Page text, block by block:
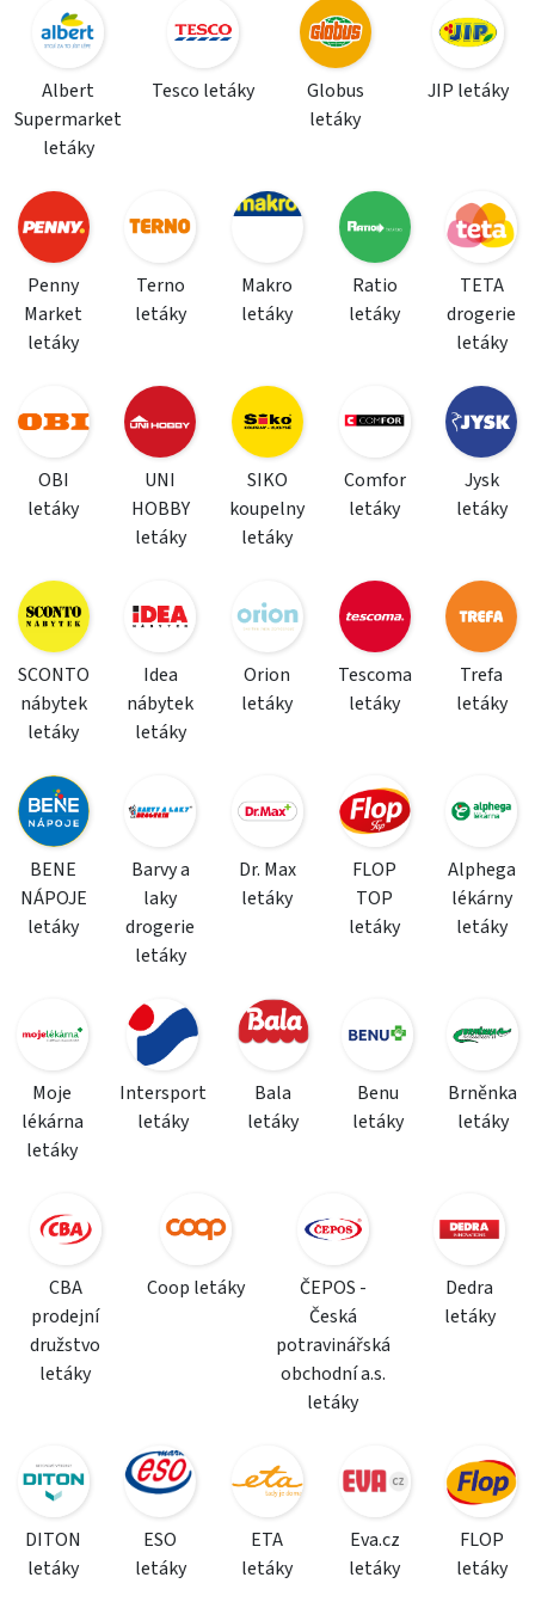
Albert
Supermarket
letáky
Tesco letáky
Globus
letáky
JIP letáky
Penny
Market
letáky
Terno
letáky
Makro
letáky
Ratio
letáky
TETA
drogerie
letáky
OBI
letáky
UNI
HOBBY
letáky
SIKO
koupelny
letáky
Comfor
letáky
Jysk
letáky
SCONTO
nábytek
letáky
Idea
nábytek
letáky
Orion
letáky
Tescoma
letáky
Trefa
letáky
BENE
NÁPOJE
letáky
Barvy a
laky
drogerie
letáky
Dr. Max
letáky
FLOP
TOP
letáky
Alphega
lékárny
letáky
Moje
lékárna
letáky
Intersport
letáky
Bala
letáky
Benu
letáky
Brněnka
letáky
CBA
prodejní
družstvo
letáky
Coop letáky
ČEPOS -
Česká
potravinářská
obchodní a.s.
letáky
Dedra
letáky
DITON
letáky
ESO
letáky
ETA
letáky
Eva.cz
letáky
FLOP
letáky